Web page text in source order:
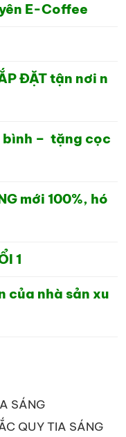
E-Coffee
ĐẶT tận nơi n
bình – tặng cọc
mới 100%, hó
1
của nhà sản xu
SÁNG
QUY TIA SÁNG